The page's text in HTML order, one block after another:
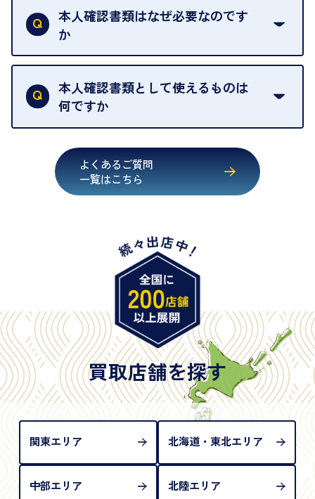
出張買取のお品物は、8日間保管しております。
取の場合は1点あたり数分程度が目安です。大量の
お品物の場合は、お時間をいただくことがございま
本人確認書類はなぜ必要なのです
か
買取店は古物営業法により、お客様のご本人確認を
行うことが義務付けられています。安心してお取引
いただくためにも、ご協力をお願いいたします。
本人確認書類として使えるものは
何ですか
・健康保険証確認書
・マイナンバーカード
・在留カード
・旧パスポート
※原則として「公的機関が発行し、氏名、住所、生
年月日が記載されているもの
※日本国政府発行のもの
※2020年2月4日以降に申請された新型パスポートに
は「所持人記入欄（住所記載欄）」が存在しないた
め、単体では古物営業法上の本人確認書類として認
められない（住所確認ができないため）。補助書類
が必要となります
よくあるご質問
一覧はこちら
買取店舗を探す
関東エリア 北海道・東北エリア
中部エリア 北陸エリア